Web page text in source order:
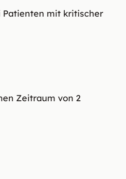
Patienten mit kritischer
Zeitraum von 2